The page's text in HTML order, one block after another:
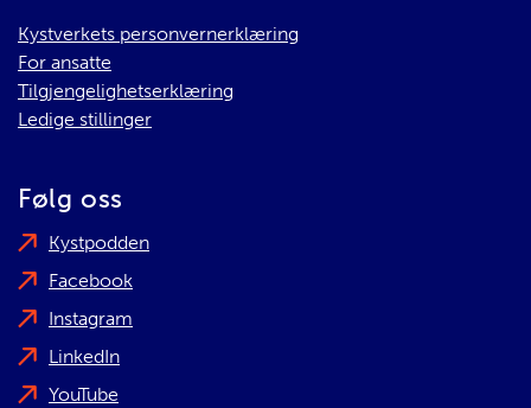
Kystverkets personvernerklæring
For ansatte
Tilgjengelighetserklæring
Ledige stillinger
Følg oss
Kystpodden
Facebook
Instagram
LinkedIn
YouTube